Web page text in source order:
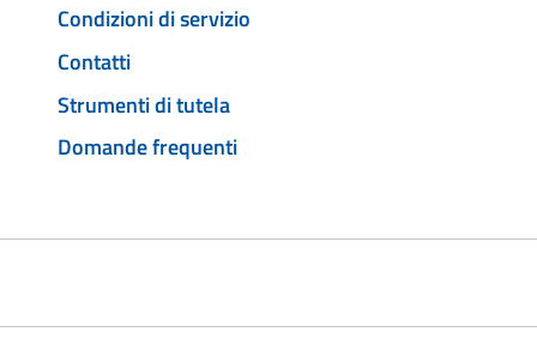
Condizioni di servizio
Contatti
Strumenti di tutela
Domande frequenti